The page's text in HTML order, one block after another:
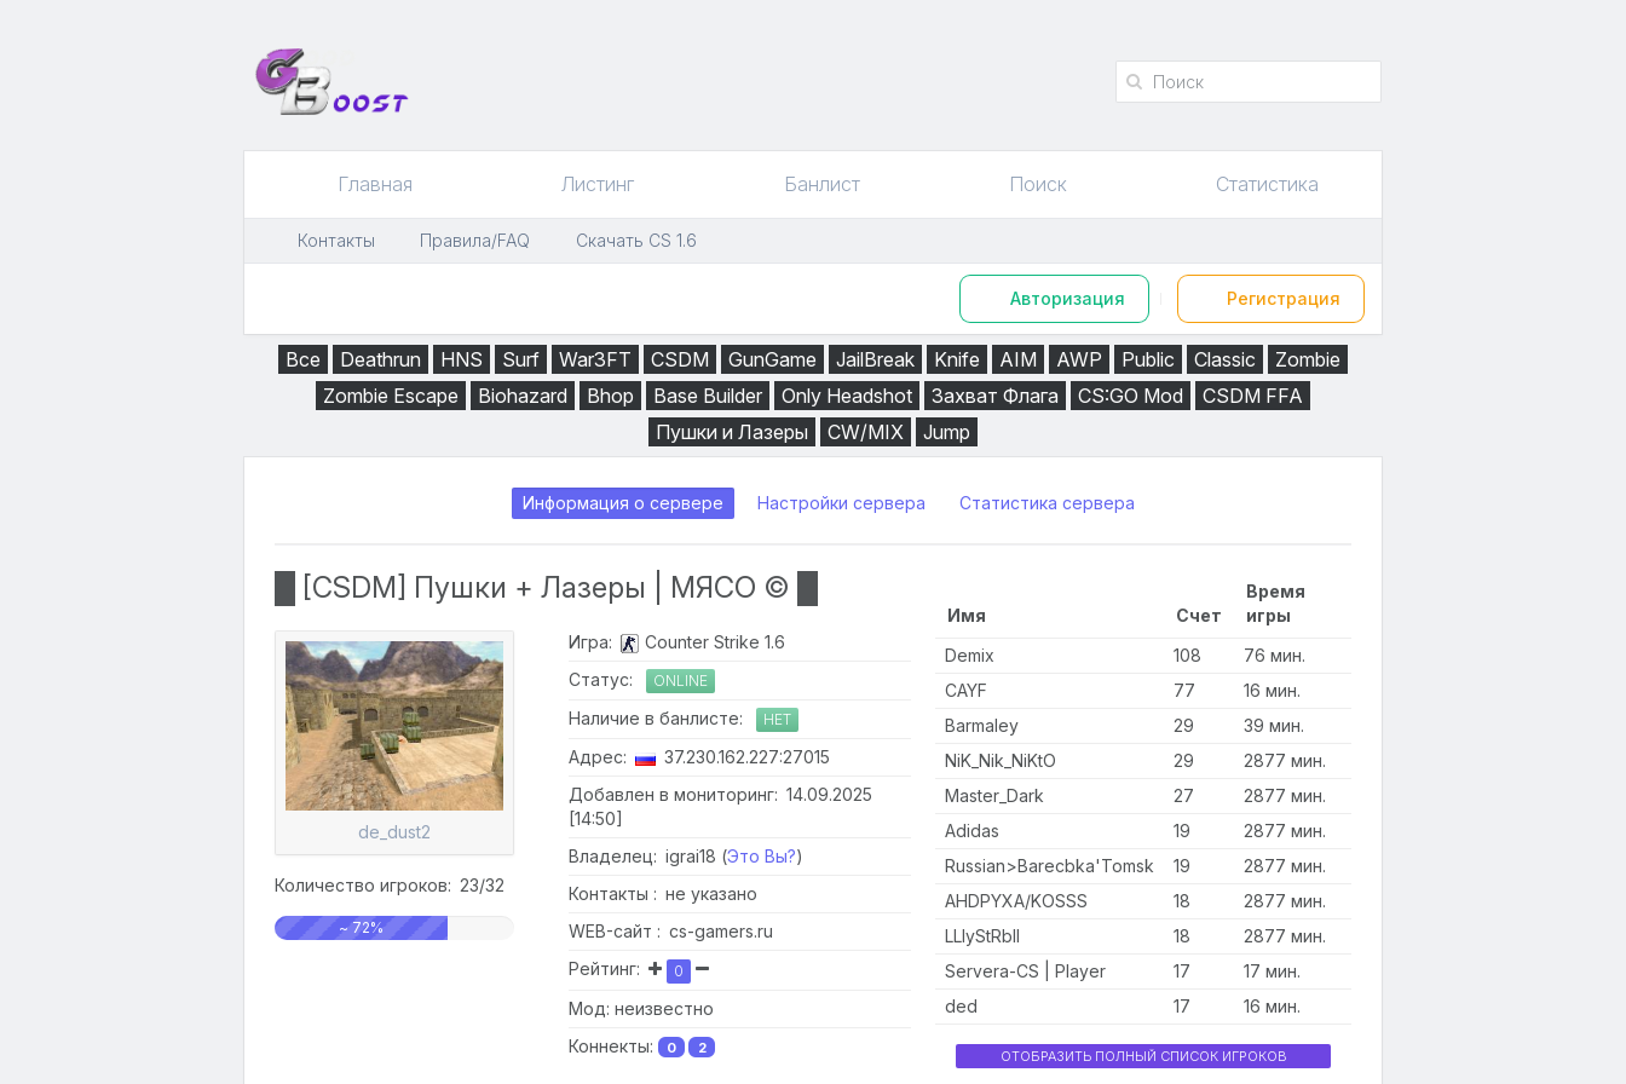
Главная Листинг Банлист Поиск Статистика
Контакты Правила/FAQ Скачать CS 1.6
Авторизация Регистрация
Все Deathrun HNS Surf War3FT CSDM GunGame JailBreak Knife AIM AWP Public Classic
Zombie
Zombie Escape
Biohazard Bhop Base Builder Only Headshot Захват Флага CS:GO Mod
CSDM FFA
Пушки и Лазеры
CW/MIX Jump
Информация о сервере Настройки сервера Статистика сервера
█ [CSDM] Пушки + Лазеры | МЯСО © █
de_dust2
Количество игроков: 23/32
~ 72%
Игра:
Counter Strike 1.6
Статус:
ONLINE
Наличие в банлисте: НЕТ
Адрес:
37.230.162.227:27015
Добавлен в мониторинг: 14.09.2025
[14:50]
Владелец: igrai18 (Это Вы?)
Контакты : не указано
WEB-сайт : cs-gamers.ru
Рейтинг:
0
Мод: неизвестно
Коннекты: 0 2
Имя Счет
Время
игры
Demix
108
76 мин.
CAYF
77
16 мин.
Barmaley
29
39 мин.
NiK_Nik_NiKtO
29
2877 мин.
Master_Dark
27
2877 мин.
Adidas
19
2877 мин.
Russian>Barecbka'Tomsk
19
2877 мин.
AHDPYXA/KOSSS
18
2877 мин.
LLlyStRblI
18
2877 мин.
Servera-CS | Player
17
17 мин.
ded
17 16 мин.
ОТОБРАЗИТЬ ПОЛНЫЙ СПИСОК ИГРОКОВ